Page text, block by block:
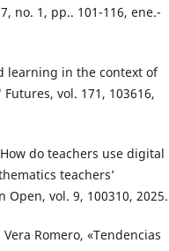
no. 1, pp.. 101-116, ene.-
learning in the context of
vol. 171, 103616,
do teachers use digital
teachers’
vol. 9, 100310, 2025.
Romero, «Tendencias